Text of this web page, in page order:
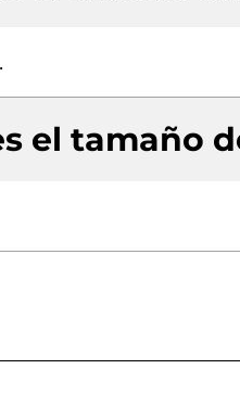
el tamaño